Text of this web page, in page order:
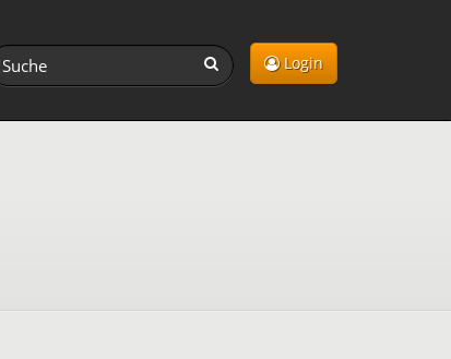
Login